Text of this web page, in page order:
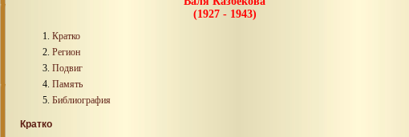
(1927 - 1943)
Кратко
Регион
Подвиг
Память
Библиография
Кратко